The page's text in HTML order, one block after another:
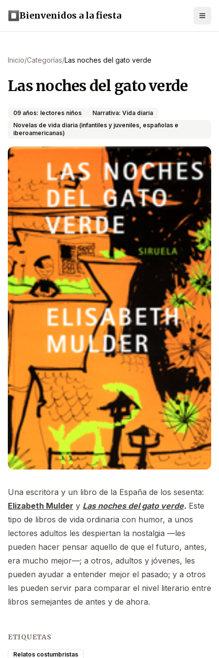
Bienvenidos a la fiesta
Inicio/Categorías/Las noches del gato verde
Las noches del gato verde
09 años: lectores niños
Narrativa: Vida diaria
Novelas de vida diaria (infantiles y juveniles, españolas e
iberoamericanas)
Una escritora y un libro de la España de los sesenta:
Elizabeth Mulder y Las noches del gato verde. Este
tipo de libros de vida ordinaria con humor, a unos
lectores adultos les despiertan la nostalgia —les
pueden hacer pensar aquello de que el futuro, antes,
era mucho mejor—; a otros, adultos y jóvenes, les
pueden ayudar a entender mejor el pasado; y a otros
les pueden servir para comparar el nivel literario entre
libros semejantes de antes y de ahora.
ETIQUETAS
Relatos costumbristas